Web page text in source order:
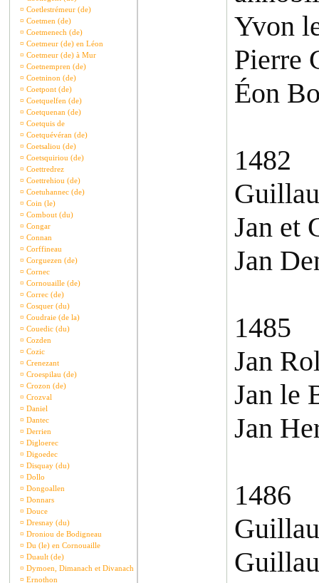
¤ Coetlestrémeur (de)
¤ Coetmen (de)
¤ Coetmenech (de)
¤ Coetmeur (de) en Léon
¤ Coetmeur (de) à Mur
¤ Coetnempren (de)
¤ Coetninon (de)
¤ Coetpont (de)
¤ Coetquelfen (de)
¤ Coetquenan (de)
¤ Coetquis de
¤ Coetquévéran (de)
¤ Coetsaliou (de)
¤ Coetsquiriou (de)
¤ Coettredrez
¤ Coettrehiou (de)
¤ Coetuhannec (de)
¤ Coin (le)
¤ Combout (du)
¤ Congar
¤ Connan
¤ Corffineau
¤ Corguezen (de)
¤ Cornec
¤ Cornouaille (de)
¤ Correc (de)
¤ Cosquer (du)
¤ Coudraie (de la)
¤ Couedic (du)
¤ Cozden
¤ Cozic
¤ Crenezant
¤ Croespilau (de)
¤ Crozon (de)
¤ Crozval
¤ Daniel
¤ Dantec
¤ Derrien
¤ Digloerec
¤ Digoedec
¤ Disquay (du)
¤ Dollo
¤ Dongoallen
¤ Donnars
¤ Douce
¤ Dresnay (du)
¤ Droniou de Bodigneau
¤ Du (le) en Cornouaille
¤ Duault (de)
¤ Dymoen, Dimanach et Divanach
¤ Ernothon
Yvon
Pierre
Éon
1482
Jan et
Jan
1485
Jan
Jan le
Jan
1486